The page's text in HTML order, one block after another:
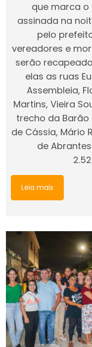
que marca
assinada na
pelo
vereadores e
serão
elas as ruas
Assembleia,
Martins, Vieira
trecho da Barão
de Cássia, Mário
de
Leia mais